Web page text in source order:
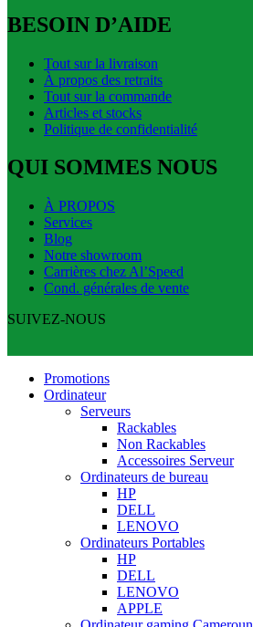
BESOIN D’AIDE
Tout sur la livraison
À propos des retraits
Tout sur la commande
Articles et stocks
Politique de confidentialité
QUI SOMMES NOUS
À PROPOS
Services
Blog
Notre showroom
Carrières chez Al’Speed
Cond. générales de vente
SUIVEZ-NOUS
Promotions
Ordinateur
Serveurs
Rackables
Non Rackables
Accessoires Serveur
Ordinateurs de bureau
HP
DELL
LENOVO
Ordinateurs Portables
HP
DELL
LENOVO
APPLE